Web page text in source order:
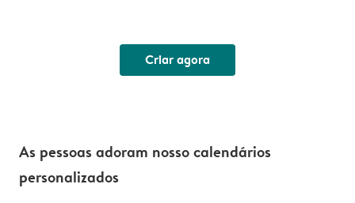
Criar agora
As pessoas adoram nosso calendários
personalizados